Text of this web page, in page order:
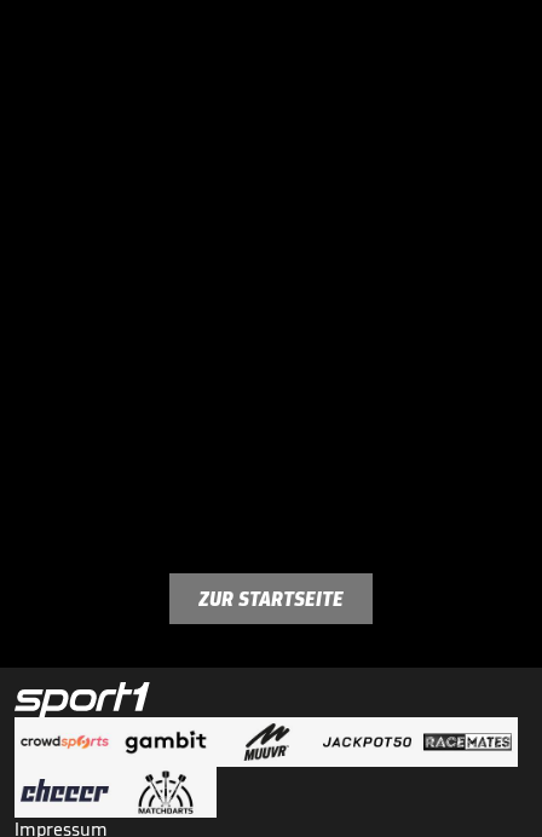
ZUR STARTSEITE
Impressum